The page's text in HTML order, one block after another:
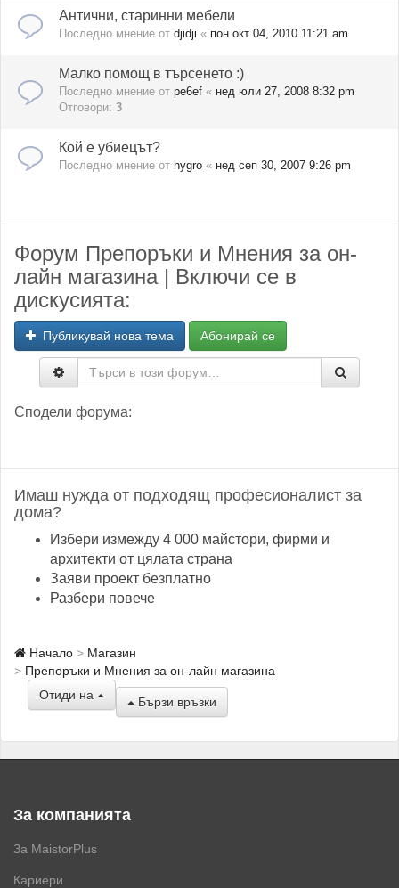
Антични, старинни мебели
Последно мнение от djidji « пон окт 04, 2010 11:21 am
Малко помощ в търсенето :)
Последно мнение от pe6ef « нед юли 27, 2008 8:32 pm
Отговори: 3
Кой е убиецът?
Последно мнение от hygro « нед сеп 30, 2007 9:26 pm
Форум Препоръки и Мнения за он-
лайн магазина | Включи се в
дискусията:
Публикувай нова тема Абонирай се
Сподели форума:
Имаш нужда от подходящ професионалист за
дома?
Избери измежду 4 000 майстори, фирми и
архитекти от цялата страна
Заяви проект безплатно
Разбери повече
Начало
Магазин
Препоръки и Мнения за он-лайн магазина
Отиди на
Бързи връзки
За компанията
За MaistorPlus
Кариери